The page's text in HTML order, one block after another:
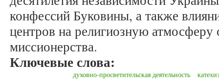
конфессий Буковины, а также
центров на религиозную атмосферу
миссионерства.
Ключевые слова:
духовно-просветительская деятельность